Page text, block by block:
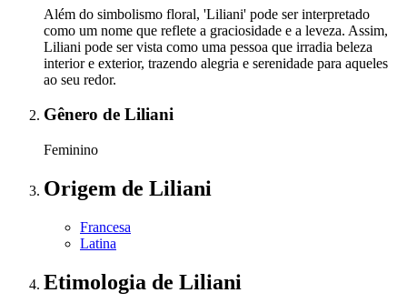
Além do simbolismo floral, 'Liliani' pode ser interpretado
como um nome que reflete a graciosidade e a leveza. Assim,
Liliani pode ser vista como uma pessoa que irradia beleza
interior e exterior, trazendo alegria e serenidade para aqueles
ao seu redor.
Gênero de Liliani
Feminino
Origem de Liliani
Francesa
Latina
Etimologia de Liliani